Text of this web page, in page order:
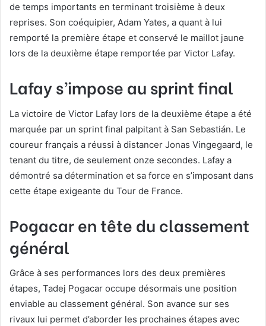
de temps importants en terminant troisième à deux
reprises. Son coéquipier, Adam Yates, a quant à lui
remporté la première étape et conservé le maillot jaune
lors de la deuxième étape remportée par Victor Lafay.
Lafay s’impose au sprint final
La victoire de Victor Lafay lors de la deuxième étape a été
marquée par un sprint final palpitant à San Sebastián. Le
coureur français a réussi à distancer Jonas Vingegaard, le
tenant du titre, de seulement onze secondes. Lafay a
démontré sa détermination et sa force en s’imposant dans
cette étape exigeante du Tour de France.
Pogacar en tête du classement
général
Grâce à ses performances lors des deux premières
étapes, Tadej Pogacar occupe désormais une position
enviable au classement général. Son avance sur ses
rivaux lui permet d’aborder les prochaines étapes avec